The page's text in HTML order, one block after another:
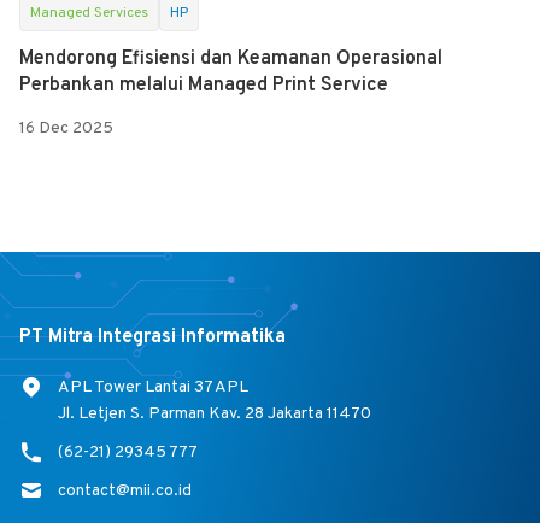
Managed Services HP
Mendorong Efisiensi dan Keamanan Operasional
Perbankan melalui Managed Print Service
16 Dec 2025
PT Mitra Integrasi Informatika
APL Tower Lantai 37 APL
Jl. Letjen S. Parman Kav. 28 Jakarta 11470
(62-21) 29345 777
contact@mii.co.id